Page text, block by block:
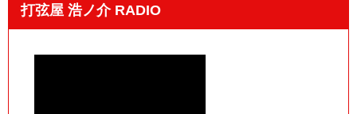
打弦屋 浩ノ介 RADIO